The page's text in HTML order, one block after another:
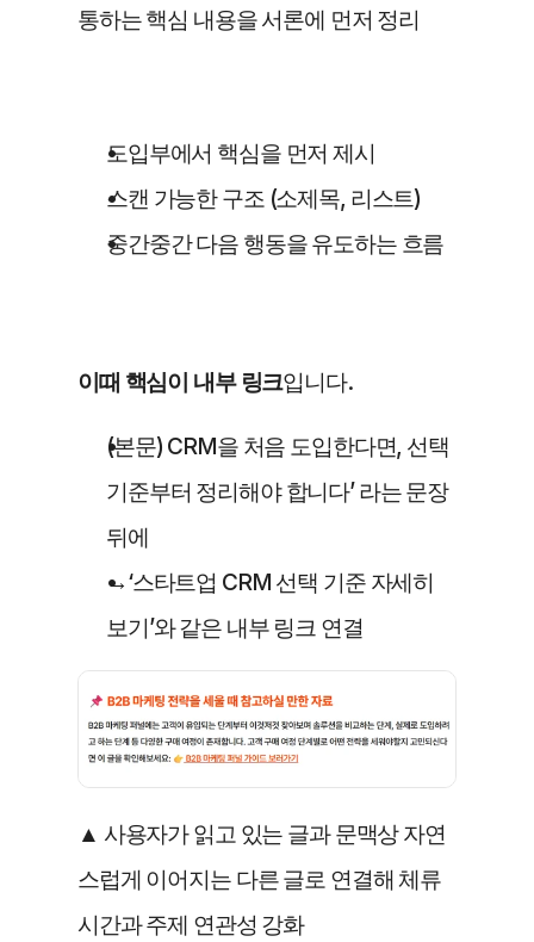
통하는 핵심 내용을 서론에 먼저 정리
도입부에서 핵심을 먼저 제시
스캔 가능한 구조 (소제목, 리스트)
중간중간 다음 행동을 유도하는 흐름
이때 핵심이 내부 링크입니다.
(본문) CRM을 처음 도입한다면, 선택
기준부터 정리해야 합니다’ 라는 문장
뒤에
→‘스타트업 CRM 선택 기준 자세히
보기’와 같은 내부 링크 연결
▲ 사용자가 읽고 있는 글과 문맥상 자연
스럽게 이어지는 다른 글로 연결해 체류
시간과 주제 연관성 강화